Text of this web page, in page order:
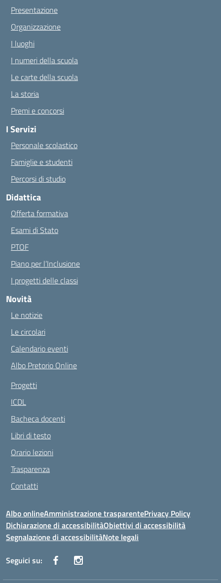
Presentazione
Organizzazione
I luoghi
I numeri della scuola
Le carte della scuola
La storia
Premi e concorsi
I Servizi
Personale scolastico
Famiglie e studenti
Percorsi di studio
Didattica
Offerta formativa
Esami di Stato
PTOF
Piano per l’Inclusione
I progetti delle classi
Novità
Le notizie
Le circolari
Calendario eventi
Albo Pretorio Online
Progetti
ICDL
Bacheca docenti
Libri di testo
Orario lezioni
Trasparenza
Contatti
Albo onlineAmministrazione trasparentePrivacy Policy
Dichiarazione di accessibilitàObiettivi di accessibilità
Segnalazione di accessibilitàNote legali
Seguici su: